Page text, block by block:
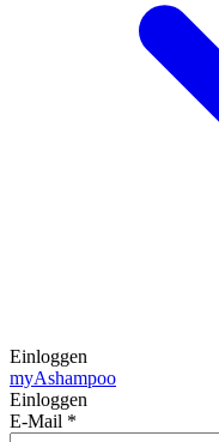
Einloggen
myAshampoo
Einloggen
E-Mail *